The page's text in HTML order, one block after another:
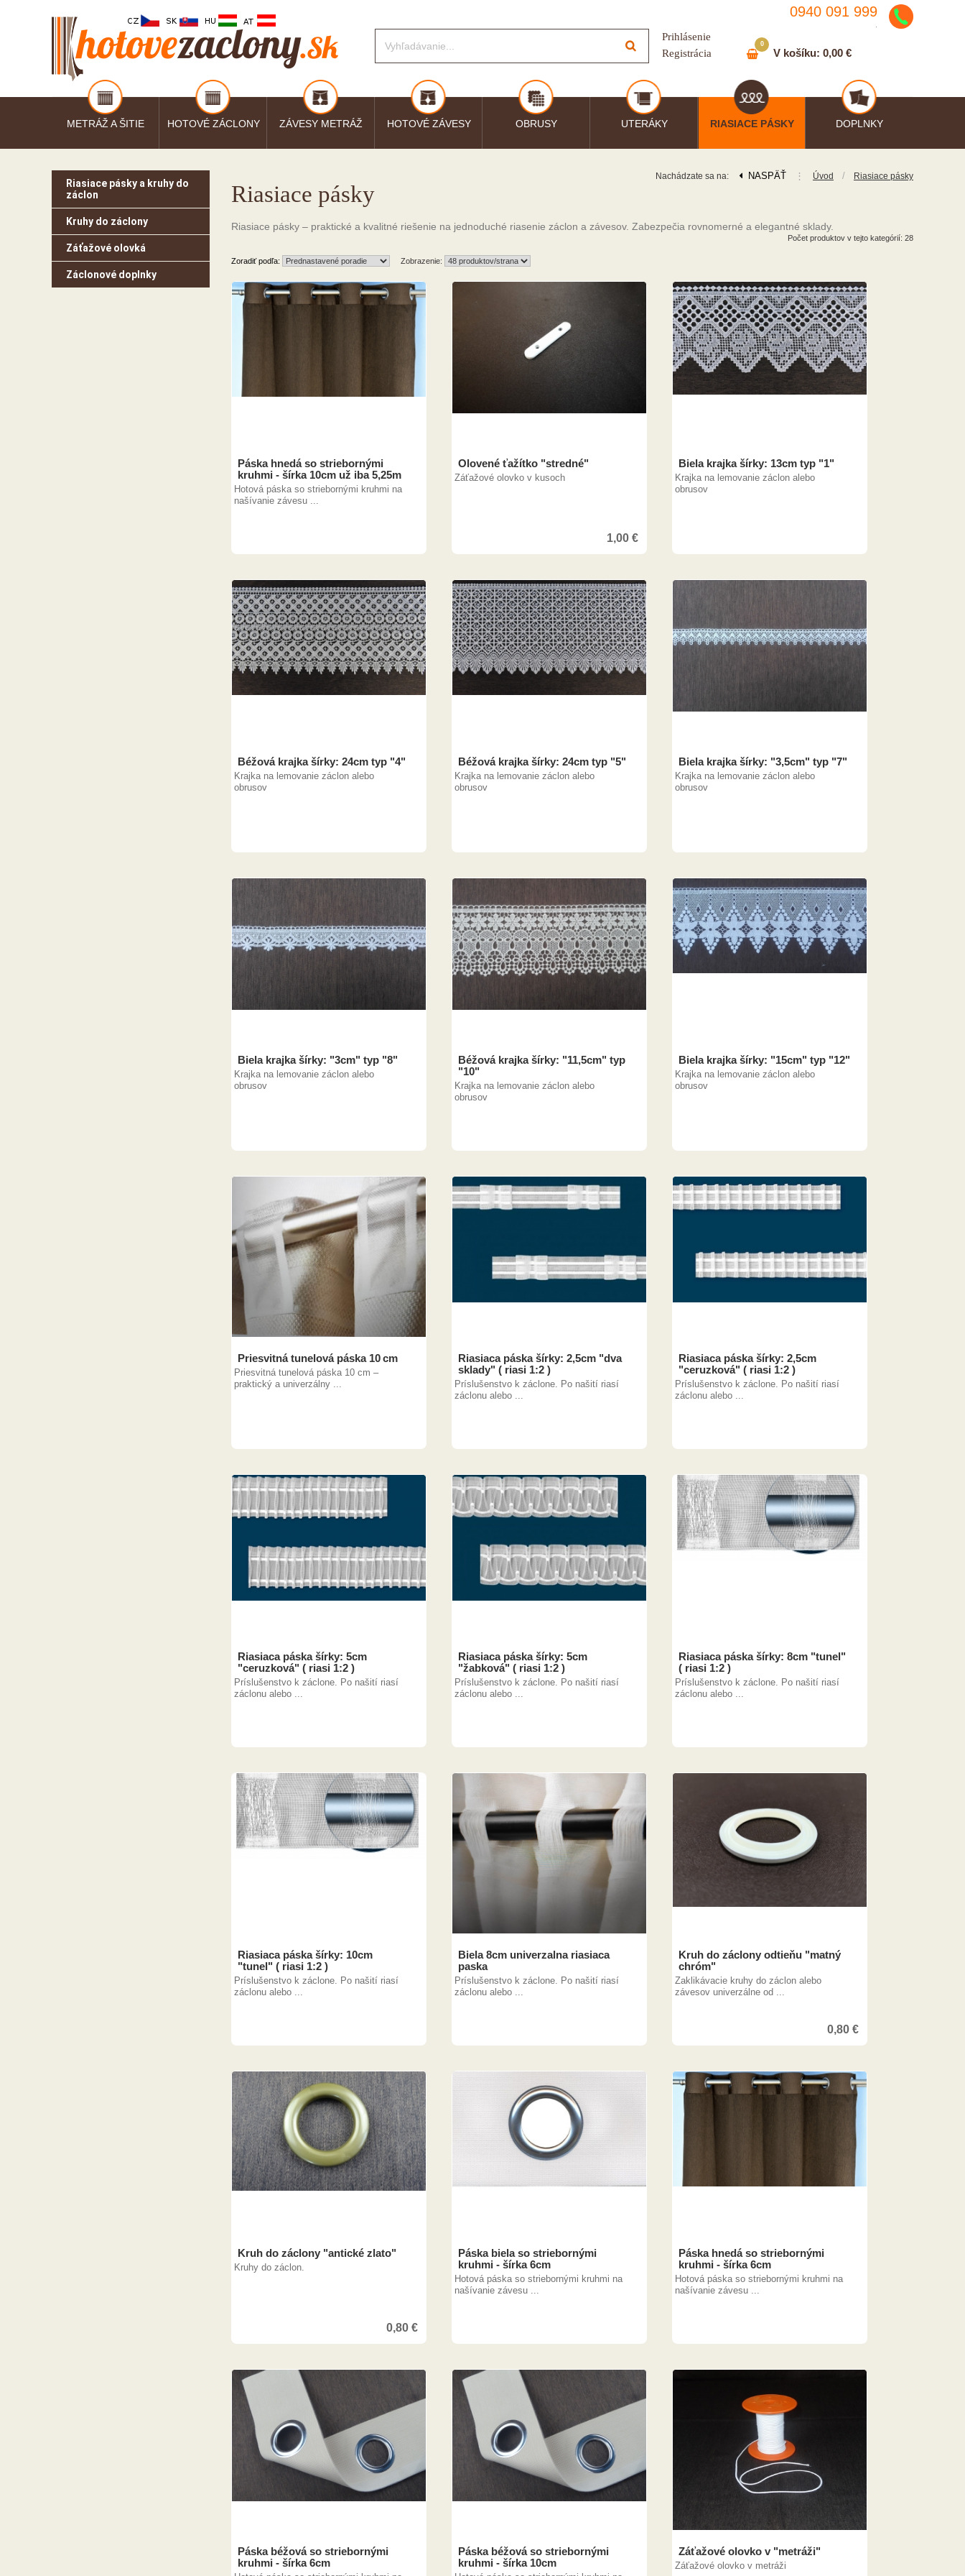
0940 091 999
Prihlásenie
Registrácia
V košíku: 0,00 €
0
METRÁŽ A ŠITIE HOTOVÉ ZÁCLONY ZÁVESY METRÁŽ HOTOVÉ ZÁVESY OBRUSY UTERÁKY RIASIACE PÁSKY DOPLNKY
Riasiace pásky a kruhy do
záclon
Kruhy do záclony
Záťažové olovká
Záclonové doplnky
Nachádzate sa na: NASPÄŤ ⋮ Úvod / Riasiace pásky
Riasiace pásky
Riasiace pásky – praktické a kvalitné riešenie na jednoduché riasenie záclon a závesov. Zabezpečia rovnomerné a elegantné sklady.
Počet produktov v tejto kategórií: 28
Zoradiť podľa: Zobrazenie:
Páska hnedá so striebornými
kruhmi - šírka 10cm už iba 5,25m
Hotová páska so striebornými kruhmi na
našívanie závesu ...
Olovené ťažítko "stredné"
Záťažové olovko v kusoch
1,00€
Biela krajka šírky: 13cm typ "1"
Krajka na lemovanie záclon alebo
obrusov
Béžová krajka šírky: 24cm typ "4"
Krajka na lemovanie záclon alebo
obrusov
Béžová krajka šírky: 24cm typ "5"
Krajka na lemovanie záclon alebo
obrusov
Biela krajka šírky: "3,5cm" typ "7"
Krajka na lemovanie záclon alebo
obrusov
Biela krajka šírky: "3cm" typ "8"
Krajka na lemovanie záclon alebo
obrusov
Béžová krajka šírky: "11,5cm" typ
"10"
Krajka na lemovanie záclon alebo
obrusov
Biela krajka šírky: "15cm" typ "12"
Krajka na lemovanie záclon alebo
obrusov
Priesvitná tunelová páska 10 cm
Priesvitná tunelová páska 10 cm –
praktický a univerzálny ...
Riasiaca páska šírky: 2,5cm "dva
sklady" ( riasi 1:2 )
Príslušenstvo k záclone. Po našití riasí
záclonu alebo ...
Riasiaca páska šírky: 2,5cm
"ceruzková" ( riasi 1:2 )
Príslušenstvo k záclone. Po našití riasí
záclonu alebo ...
Riasiaca páska šírky: 5cm
"ceruzková" ( riasi 1:2 )
Príslušenstvo k záclone. Po našití riasí
záclonu alebo ...
Riasiaca páska šírky: 5cm
"žabková" ( riasi 1:2 )
Príslušenstvo k záclone. Po našití riasí
záclonu alebo ...
Riasiaca páska šírky: 8cm "tunel"
( riasi 1:2 )
Príslušenstvo k záclone. Po našití riasí
záclonu alebo ...
Riasiaca páska šírky: 10cm
"tunel" ( riasi 1:2 )
Príslušenstvo k záclone. Po našití riasí
záclonu alebo ...
Biela 8cm univerzalna riasiaca
paska
Príslušenstvo k záclone. Po našití riasí
záclonu alebo ...
Kruh do záclony odtieňu "matný
chróm"
Zaklikávacie kruhy do záclon alebo
závesov univerzálne od ...
0,80€
Kruh do záclony "antické zlato"
Kruhy do záclon.
0,80€
Páska biela so striebornými
kruhmi - šírka 6cm
Hotová páska so striebornými kruhmi na
našívanie závesu ...
Páska hnedá so striebornými
kruhmi - šírka 6cm
Hotová páska so striebornými kruhmi na
našívanie závesu ...
Páska béžová so striebornými
kruhmi - šírka 6cm
Páska béžová so striebornými
kruhmi - šírka 10cm
Záťažové olovko v "metráži"
Záťažové olovko v metráži